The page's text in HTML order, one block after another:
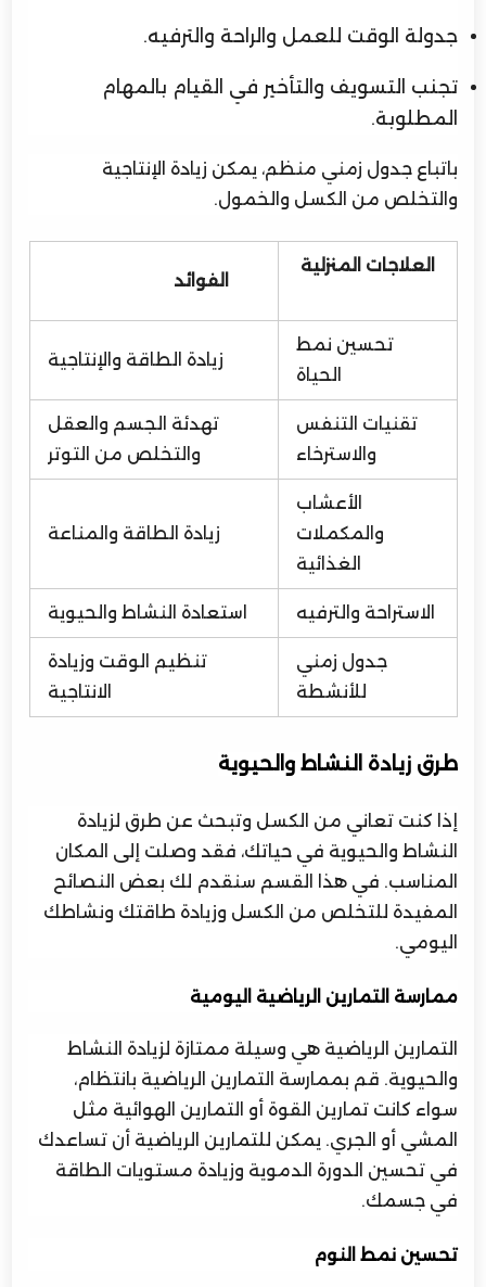
جدولة الوقت للعمل والراحة والترفيه.
تجنب التسويف والتأخير في القيام بالمهام
المطلوبة.
باتباع جدول زمني منظم، يمكن زيادة الإنتاجية
والتخلص من الكسل والخمول.
العلاجات المنزلية
الفوائد
تحسين نمط
الحياة
زيادة الطاقة والإنتاجية
تقنيات التنفس
والاسترخاء
تهدئة الجسم والعقل
والتخلص من التوتر
الأعشاب
والمكملات
الغذائية
زيادة الطاقة والمناعة
الاستراحة والترفيه استعادة النشاط والحيوية
جدول زمني
للأنشطة
تنظيم الوقت وزيادة
الانتاجية
طرق زيادة النشاط والحيوية
إذا كنت تعاني من الكسل وتبحث عن طرق لزيادة
النشاط والحيوية في حياتك، فقد وصلت إلى المكان
المناسب. في هذا القسم سنقدم لك بعض النصائح
المفيدة للتخلص من الكسل وزيادة طاقتك ونشاطك
اليومي.
ممارسة التمارين الرياضية اليومية
التمارين الرياضية هي وسيلة ممتازة لزيادة النشاط
والحيوية. قم بممارسة التمارين الرياضية بانتظام،
سواء كانت تمارين القوة أو التمارين الهوائية مثل
المشي أو الجري. يمكن للتمارين الرياضية أن تساعدك
في تحسين الدورة الدموية وزيادة مستويات الطاقة
في جسمك.
تحسين نمط النوم